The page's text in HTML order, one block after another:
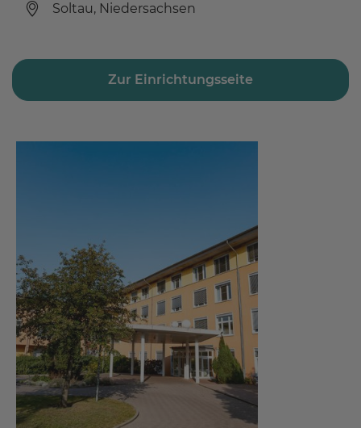
Soltau, Niedersachsen
Zur Einrichtungsseite